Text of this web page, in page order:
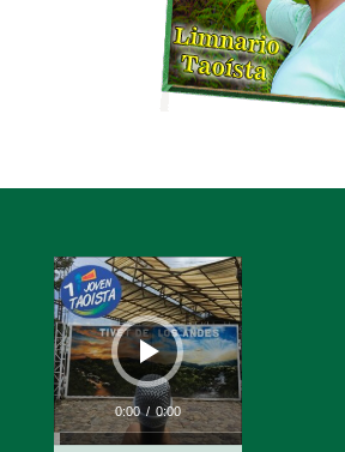
Reproductor
de
audio
0:00 / 0:00